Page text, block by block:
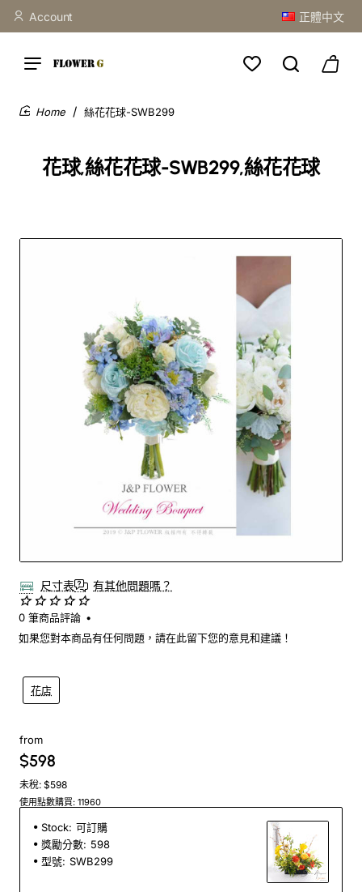
Account 正體中文
花球,絲花花球-SWB299,絲花花球
絲花花球-SWB299
尺寸表 有其他問題嗎？
花店
0 筆商品評論 •
如果您對本商品有任何問題，請在此留下您的意見和建議！
from
$598
未稅: $598
使用點數購買: 11960
Stock: 可訂購
獎勵分數: 598
型號: SWB299